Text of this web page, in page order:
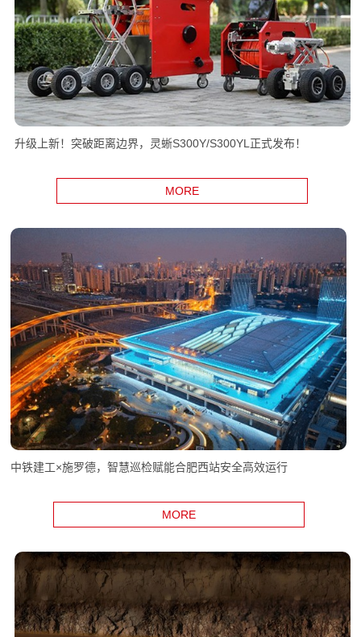
升级上新！突破距离边界，灵蜥S300Y/S300YL正式发布！
MORE
中铁建工×施罗德，智慧巡检赋能合肥西站安全高效运行
MORE